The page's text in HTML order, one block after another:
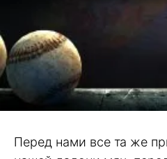
Перед нами все та же